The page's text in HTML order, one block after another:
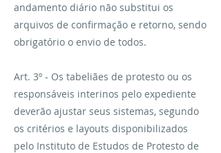
andamento diário não substitui os
arquivos de confirmação e retorno, sendo
obrigatório o envio de todos.
Art. 3º - Os tabeliães de protesto ou os
responsáveis interinos pelo expediente
deverão ajustar seus sistemas, segundo
os critérios e layouts disponibilizados
pelo Instituto de Estudos de Protesto de